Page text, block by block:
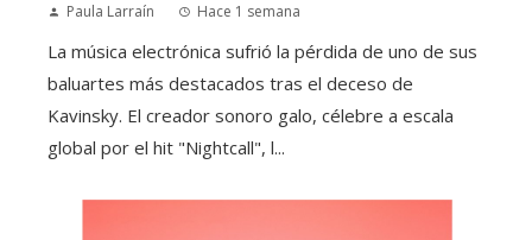
Paula Larraín Hace 1 semana
La música electrónica sufrió la pérdida de uno de sus
baluartes más destacados tras el deceso de
Kavinsky. El creador sonoro galo, célebre a escala
global por el hit "Nightcall", l...